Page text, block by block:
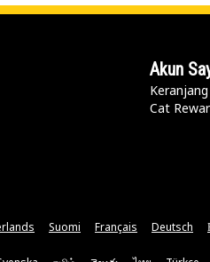
Akun
Cat
Suomi Français Deutsch